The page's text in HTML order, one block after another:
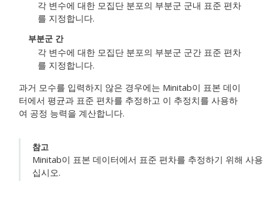
각 변수에 대한 모집단 분포의 부분군 군내 표준 편차
를 지정합니다.
부분군 간
각 변수에 대한 모집단 분포의 부분군 군간 표준 편차
를 지정합니다.
과거 모수를 입력하지 않은 경우에는 Minitab이 표본 데이
터에서 평균과 표준 편차를 추정하고 이 추정치를 사용하
여 공정 능력을 계산합니다.
참고
Minitab이 표본 데이터에서 표준 편차를 추정하기 위해 사
십시오.